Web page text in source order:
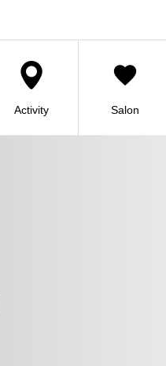
Activity Salon